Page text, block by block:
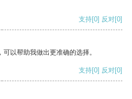
支持[0] 反对[0]
以帮助我做出更准确的选择。
支持[0] 反对[0]